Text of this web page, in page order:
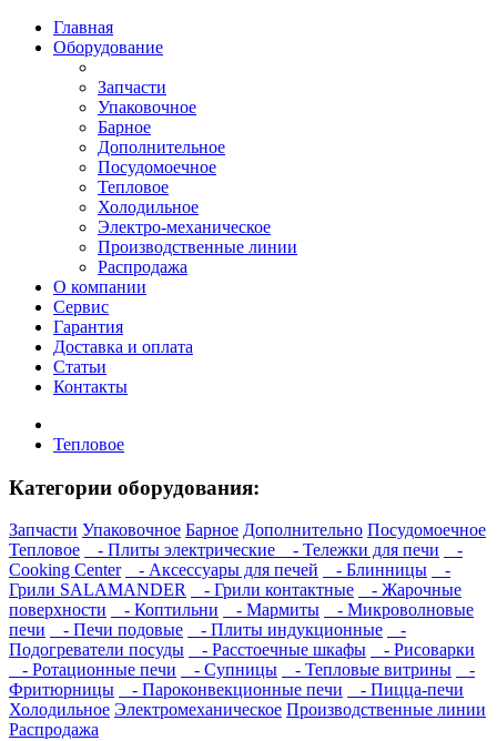
Главная
Оборудование
Запчасти
Упаковочное
Барное
Дополнительное
Посудомоечное
Тепловое
Холодильное
Электро-механическое
Производственные линии
Распродажа
О компании
Сервис
Гарантия
Доставка и оплата
Статьи
Контакты
Тепловое
Категории оборудования:
Запчасти Упаковочное Барное Дополнительно Посудомоечное
Тепловое
- Плиты электрические - Тележки для печи
-
Cooking Center
- Аксессуары для печей - Блинницы
-
Грили SALAMANDER
- Грили контактные
- Жарочные
поверхности
- Коптильни - Мармиты
- Микроволновые
печи
- Печи подовые - Плиты индукционные
-
Подогреватели посуды
- Расстоечные шкафы
- Рисоварки
- Ротационные печи
- Супницы - Тепловые витрины
-
Фритюрницы
- Пароконвекционные печи
- Пицца-печи
Холодильное Электромеханическое Производственные линии
Распродажа